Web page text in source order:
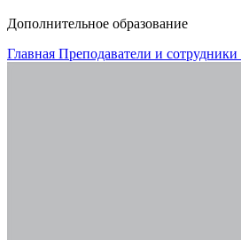
Дополнительное образование
Главная Преподаватели и сотрудники